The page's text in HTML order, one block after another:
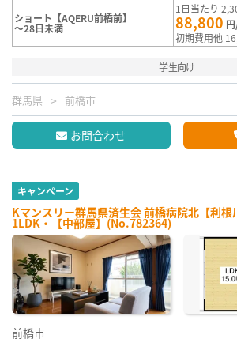
ショート【AQERU前橋前】
～28日未満
1日当たり
88,800
初期費用他
学生向け
群馬県 前橋市
お問合わせ
キャンペーン
Kマンスリー群馬県済生会 前橋病院北【利根
1LDK・【中部屋】(No.782364)
前橋市